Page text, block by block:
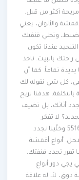
أكثر من قبل.
والألوان، يعني
وتخلي قنفتك
عندنا تكون
بالبيت. ناخذ
تماماً. كما أن
كل شي نقوله لك
هدفنا نريح
أثاثك، بل تضيف
لا تفكر
تستبدلها! اتصل فينا الحين على الرقم 55165818 وخلّينا نجدد
أنواع أقمشة
تجدد قنفتك،
دور أنواع
لأ، له علاقة